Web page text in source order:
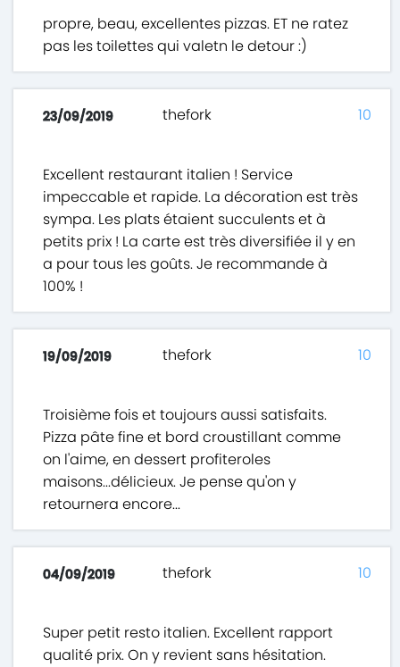
propre, beau, excellentes pizzas. ET ne ratez
pas les toilettes qui valetn le detour :)
23/09/2019 thefork
Excellent restaurant italien ! Service
impeccable et rapide. La décoration est très
sympa. Les plats étaient succulents et à
petits prix ! La carte est très diversifiée il y en
a pour tous les goûts. Je recommande à
100% !
10
19/09/2019 thefork
Troisième fois et toujours aussi satisfaits.
Pizza pâte fine et bord croustillant comme
on l'aime, en dessert profiteroles
maisons...délicieux. Je pense qu'on y
retournera encore...
10
04/09/2019 thefork
Super petit resto italien. Excellent rapport
qualité prix. On y revient sans hésitation.
10